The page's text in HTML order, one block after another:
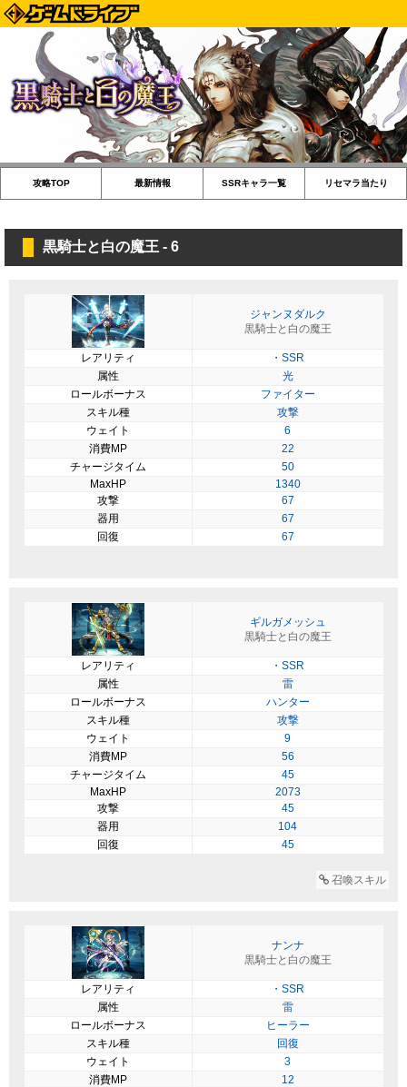
攻略TOP 最新情報 SSRキャラ一覧 リセマラ当たり
黒騎士と白の魔王 - 6
ジャンヌダルク
黒騎士と白の魔王
レアリティ
・SSR
属性
光
ロールボーナス
ファイター
スキル種
攻撃
ウェイト
6
消費MP
22
チャージタイム
50
MaxHP
1340
攻撃
67
器用
67
回復
67
ギルガメッシュ
黒騎士と白の魔王
レアリティ
・SSR
属性
雷
ロールボーナス
ハンター
スキル種
攻撃
ウェイト
9
消費MP
56
チャージタイム
45
MaxHP
2073
攻撃
45
器用
104
回復
45
召喚スキル
ナンナ
黒騎士と白の魔王
レアリティ
・SSR
属性
雷
ロールボーナス
ヒーラー
スキル種
回復
ウェイト
3
消費MP
12